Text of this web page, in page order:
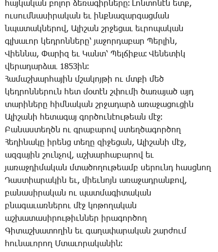
հայ­կա­կան բո­լոր ձե­ռա­գիր­նե­րը։ ­Լոն­տո­նէն ետք,
ու­սում­նա­սի­րա­կան եւ ինք­նա­զար­գաց­ման
նպա­տակ­նե­րով, Ա­լի­շան շրջե­ցաւ եւ­րո­պա­կան
գլխա­ւոր կեդ­րոն­նե­րը՝ յա­ջոր­դա­բար ­Պեր­լին,
­Վիեն­նա, ­Փա­րիզ եւ ­Կանտ՝ ­Պել­ճի­քա։ ­Վե­նե­տիկ
վե­րա­դար­ձաւ 1853ին։
­Հա­մաշ­խար­հա­յին մշա­կոյ­թի ու մտքի մեծ
կեդ­րոն­նե­րուն հետ մօ­տէն շփու­մի ծա­ռա­յած այդ
տա­րի­նե­րը հիմ­նա­կան շրջա­դարձ ա­ռա­ջա­ցու­ցին
Ա­լի­շա­նի հե­տա­գայ գոր­ծու­նէու­թեան մէջ։
­Բա­նաս­տեղծն ու գրա­բա­րով ստեղ­ծա­գոր­ծող
­Հե­ղի­նա­կը ի­րենց տե­ղը զի­ջե­ցան, Ա­լի­շա­նի մէջ,
ազ­գա­յին շուն­չով, աշ­խար­հա­բա­րով եւ
յա­ռաջ­դի­մա­կան մտա­ծո­ղու­թեամբ սե­րունդ հասց­նող
­Դաս­տիա­րա­կին եւ, միեւ­նոյն ա­ռա­ջադ­րան­քով,
բա­նա­սի­րա­կան ու պատ­մա­գի­տա­կան
բնա­գա­ւառ­նե­րու մէջ կո­թո­ղա­կան
աշ­խա­տա­սի­րու­թիւն­ներ ի­րա­գոր­ծող
­Գի­տաշ­խա­տո­ղին եւ գա­ղա­փա­րա­կան շար­ժում
հու­նա­ւո­րող Մ­տա­ւո­րա­կա­նին։